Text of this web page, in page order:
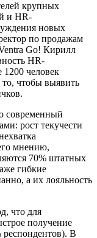
крупных
и HR-
новых
по продажам
Go! Кирилл
HR-
1200 человек
чтобы выявить
современный
рост текучести
мнению,
70% штатных
гибкие
а их лояльность
что для
получение
респондентов). В